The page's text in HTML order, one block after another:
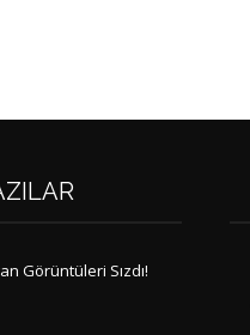
Görüntüleri Sızdı!